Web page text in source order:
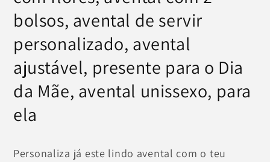
bolsos, avental de servir
personalizado, avental
ajustável, presente para o Dia
da Mãe, avental unissexo, para
ela
Personaliza já este lindo avental com o teu